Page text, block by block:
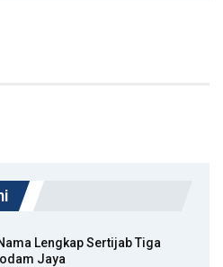
Lengkap Sertijab Tiga
Jaya